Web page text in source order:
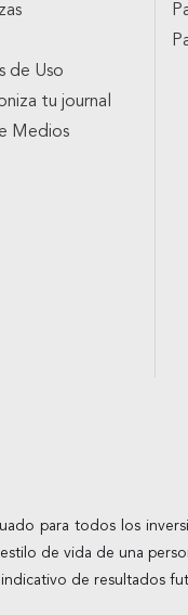
de Uso
tu journal
Medios
para todos los
de vida de una
de resultados